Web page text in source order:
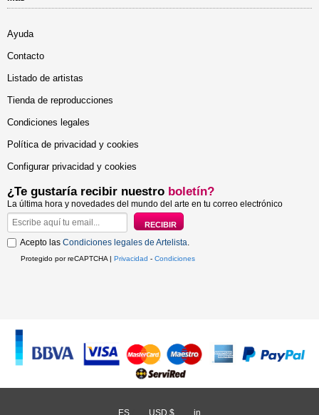
Ayuda
Contacto
Listado de artistas
Tienda de reproducciones
Condiciones legales
Política de privacidad y cookies
Configurar privacidad y cookies
¿Te gustaría recibir nuestro boletín?
La última hora y novedades del mundo del arte en tu correo electrónico
Acepto las Condiciones legales de Artelista
Protegido por reCAPTCHA | Privacidad - Condiciones
ES USD $ in